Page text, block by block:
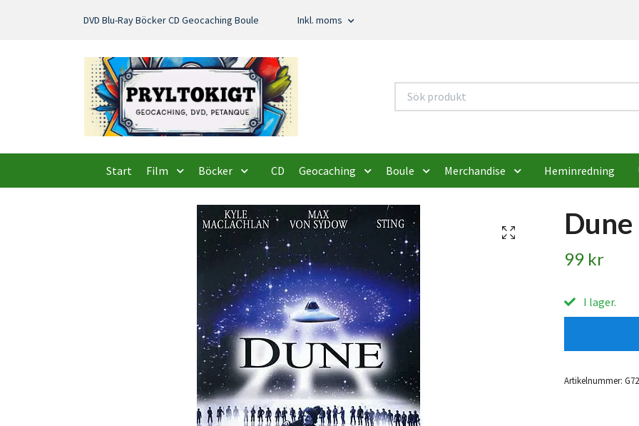
DVD Blu-Ray Böcker CD Geocaching Boule Inkl. moms
Start Film Böcker CD Geocaching Boule Merchandise Heminredning
Dune
99 kr
I lager.
Artikelnummer: